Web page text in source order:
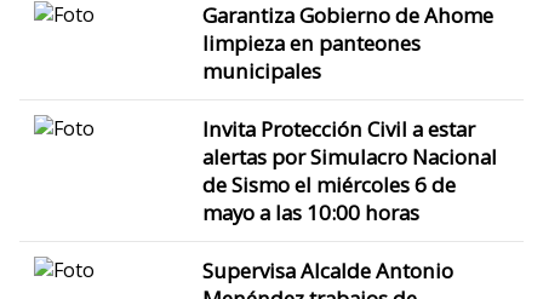
Garantiza Gobierno de Ahome
limpieza en panteones
municipales
Invita Protección Civil a estar
alertas por Simulacro Nacional
de Sismo el miércoles 6 de
mayo a las 10:00 horas
Supervisa Alcalde Antonio